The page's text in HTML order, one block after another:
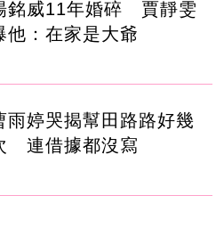
銘威11年婚碎 賈靜雯
他：在家是大爺
雨婷哭揭幫田路路好幾
連借據都沒寫